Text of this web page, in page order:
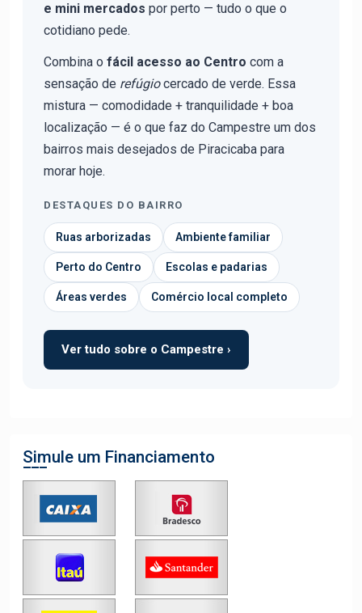
e mini mercados por perto — tudo o que o
cotidiano pede.
Combina o fácil acesso ao Centro com a
sensação de refúgiocercado de verde. Essa
mistura — comodidade + tranquilidade + boa
localização — é o que faz do Campestre um dos
bairros mais desejados de Piracicaba para
morar hoje.
DESTAQUES DO BAIRRO
Ruas arborizadas Ambiente familiar
Perto do Centro Escolas e padarias
Áreas verdes Comércio local completo
Ver tudo sobre o Campestre ›
Simule um Financiamento